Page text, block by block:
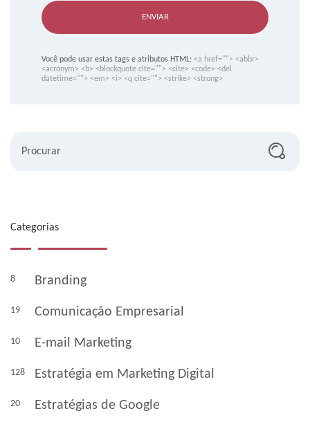
ENVIAR
Você pode usar estas tags e atributos HTML: <a href=""> <abbr>
<acronym> <b> <blockquote cite=""> <cite> <code> <del
datetime=""> <em> <i> <q cite=""> <strike> <strong>
Categorias
8 Branding
19 Comunicação Empresarial
10 E-mail Marketing
128 Estratégia em Marketing Digital
20 Estratégias de Google